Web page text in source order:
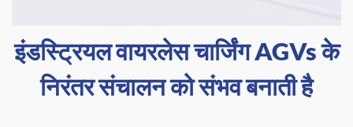
इंडस्ट्रियल वायरलेस चार्जिंग AGVs के
निरंतर संचालन को संभव बनाती है